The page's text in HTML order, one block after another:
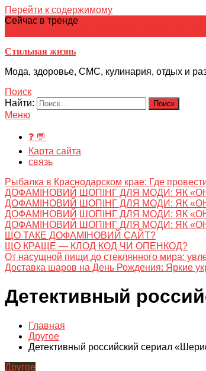
Перейти к содержимому
Сейчас в тренде
Стильная жизнь
Мода, здоровье, СМС, кулинария, отдых и
Поиск
Найти:
Меню
❓ 💬
Карта сайта
связь
Рыбалка в Краснодарском крае: Где
ДОФАМІНОВИЙ ШОПІНГ ДЛЯ МОДИ: ЯК
ДОФАМІНОВИЙ ШОПІНГ ДЛЯ МОДИ: ЯК
ДОФАМІНОВИЙ ШОПІНГ ДЛЯ МОДИ: ЯК
ДОФАМІНОВИЙ ШОПІНГ ДЛЯ МОДИ: ЯК
ЩО ТАКЕ ДОФАМІНОВИЙ САЙТ?
ЩО КРАЩЕ — КЛОД КОД ЧИ ОПЕНКОД?
От насущной пищи до стеклянного мира:
Доставка шаров на День Рождения: Яркие
Детективный
Главная
Другое
Детективный российский сериал
Другое